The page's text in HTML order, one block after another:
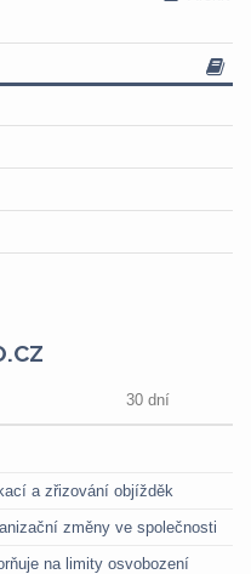
30 dní
a zřizování objížděk
změny ve společnosti
na limity osvobození